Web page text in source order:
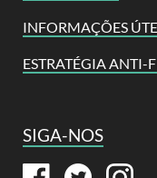
INFORMAÇÕES
ESTRATÉGIA ANTI-
SIGA-NOS